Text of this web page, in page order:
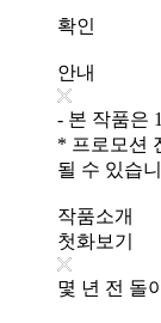
확인
안내
- 본 작품은
* 프로모션
될 수 있습
작품소개
첫화보기
몇 년 전 돌